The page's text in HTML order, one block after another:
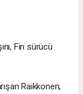
Fin sürücü
Raikkonen,